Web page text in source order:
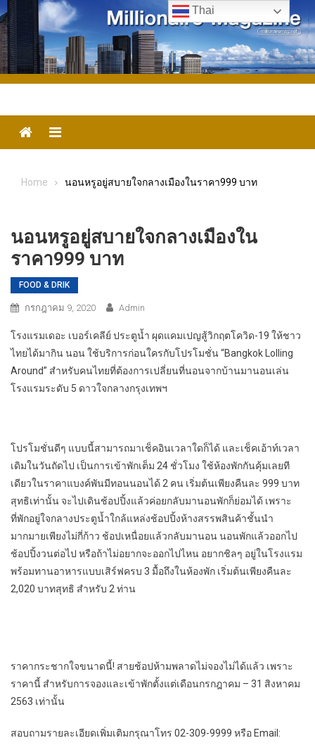
Skip
to
content
Menu
Home นอนหรูอยู่สบายใจกลางเมืองในราคา999 บาท
นอนหรูอยู่สบายใจกลางเมืองใน
ราคา999 บาท
FOOD & DRIK
กรกฎาคม 9, 2020 Admin
โรงแรมเดอะ เบอร์เคลีย์ ประตูน้ำ ผุดแคมเปญสู้วิกฤตโควิด-19 ให้ชาว
ไทยได้มากินนอนใช้บริการก่อนใครกับโปรโมชั่น“Bangkok Lolling
Around” สำหรับคนไทยที่ต้องการเปลี่ยนที่นอนจากบ้านมานอนเล่น
โรงแรมระดับ 5 ดาวใจกลางกรุงเทพฯ
โปรโมชั่นดีๆ แบบนี้สามารถมาเช็คอินเวลาใดก็ได้ และเช็คเอ้าท์เวลา
เดิมในวันถัดไป เป็นการเข้าพักเต็ม 24 ชั่วโมง ใช้ห้องพักกันคุ้มเลยที
เดียวในราคาแบงค์พันมีทอนนอนได้ 2 คน เริ่มต้นเพียงคืนละ 999 บาท
สุทธิเท่านั้น จะไปเดินช้อปปิ้งแล้วค่อยกลับมานอนพักก็ย่อมได ้ เพราะ
ที่พักอยู่ใจกลางประตูน้ำใกล้แหล่งช้อปปิ้งห้างสรรพสินค้าชั้นนำ
มากมายเพียงไม่กี่ก้าว ช้อปเหนื่อยแล้วกลับมานอนนอนพักแล้วออกไป
ช้อปปิ้งวนต่อไป หรือถ้าไม่อยากจะออกไปไหน อยากชิลๆ อยู่ในโรงแรม
พร้อมทานอาหารแบบเสิร์ฟครบ 3 มื้อถึงในห้องพัก เริ่มต้นเพียงคืนละ
2,020 บาทสุทธิ สำหรับ 2 ท่าน
ราคากระชากใจขนาดนี้! สายช้อปห้ามพลาดไม่จองไม่ได้แล้ว เพราะ
ราคานี้ สำหรับการจองและเข้าพักตั้งแต่เดือนกรกฎาคม – 31 สิงหาคม
2563 เท่านั้น
สอบถามรายละเอียดเพิ่มเติมกรุณาโทร 02-309-9999 หรือEmail:
Thai